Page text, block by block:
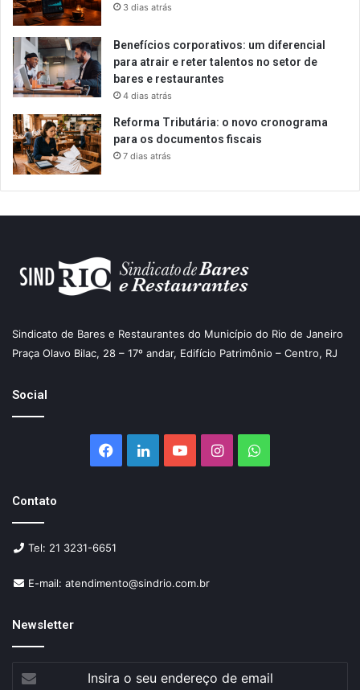
3 dias atrás
Benefícios corporativos: um diferencial
para atrair e reter talentos no setor de
bares e restaurantes
4 dias atrás
Reforma Tributária: o novo cronograma
para os documentos fiscais
7 dias atrás
Sindicato de Bares e Restaurantes do Município do Rio de Janeiro
Praça Olavo Bilac, 28 – 17º andar, Edifício Patrimônio – Centro, RJ
Social
Facebook
LinkedinYouTubeInstagramWhatsApp
Contato
Tel: 21 3231-6651
E-mail: atendimento@sindrio.com.br
Newsletter